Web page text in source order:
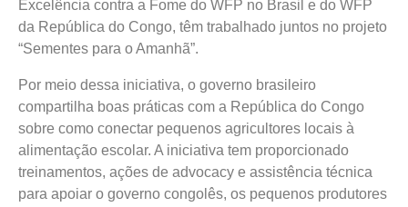
Excelência contra a Fome do WFP no Brasil e do WFP
da República do Congo, têm trabalhado juntos no projeto
“Sementes para o Amanhã”.
Por meio dessa iniciativa, o governo brasileiro
compartilha boas práticas com a República do Congo
sobre como conectar pequenos agricultores locais à
alimentação escolar. A iniciativa tem proporcionado
treinamentos, ações de advocacy e assistência técnica
para apoiar o governo congolês, os pequenos produtores